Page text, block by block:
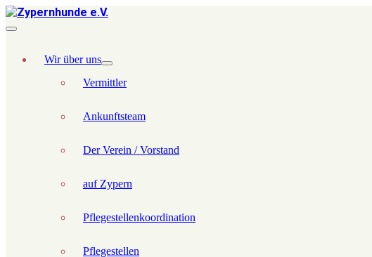
Wir über uns
Vermittler
Ankunftsteam
Der Verein / Vorstand
auf Zypern
Pflegestellenkoordination
Pflegestellen